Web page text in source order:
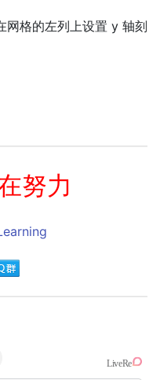
格的左列上设置 y 轴刻
努力